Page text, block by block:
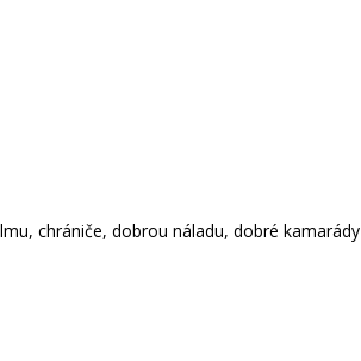
chrániče, dobrou náladu, dobré kamarády